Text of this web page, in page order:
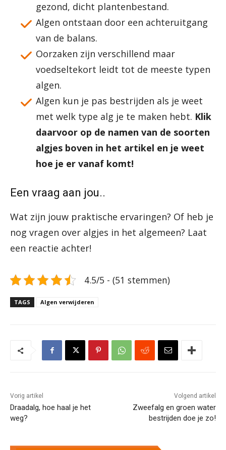
gezond, dicht plantenbestand.
Algen ontstaan door een achteruitgang
van de balans.
Oorzaken zijn verschillend maar
voedseltekort leidt tot de meeste typen
algen.
Algen kun je pas bestrijden als je weet
met welk type alg je te maken hebt. Klik
daarvoor op de namen van de soorten
algjes boven in het artikel en je weet
hoe je er vanaf komt!
Een vraag aan jou..
Wat zijn jouw praktische ervaringen? Of heb je
nog vragen over algjes in het algemeen? Laat
een reactie achter!
4.5/5 - (51 stemmen)
TAGS Algen verwijderen
Vorig artikel
Draadalg, hoe haal je het
weg?
Volgend artikel
Zweefalg en groen water
bestrijden doe je zo!